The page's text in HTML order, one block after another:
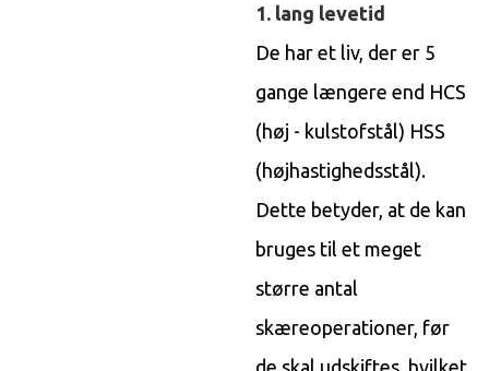
1. lang levetid
De har et liv, der er 5
gange længere end HCS
(høj - kulstofstål) HSS
(højhastighedsstål).
Dette betyder, at de kan
bruges til et meget
større antal
skæreoperationer, før
de skal udskiftes, hvilket